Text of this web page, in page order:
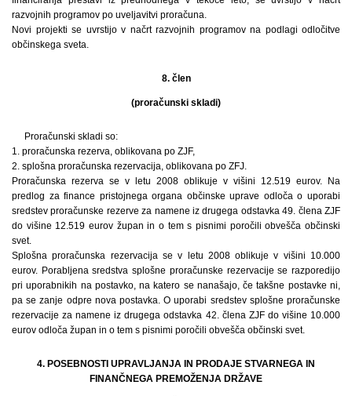
razvojnih programov po uveljavitvi proračuna.
Novi projekti se uvrstijo v načrt razvojnih programov na podlagi odločitve
občinskega sveta.
8. člen
(proračunski skladi)
Proračunski skladi so:
1. proračunska rezerva, oblikovana po ZJF,
2. splošna proračunska rezervacija, oblikovana po ZFJ.
Proračunska rezerva se v letu 2008 oblikuje v višini 12.519 eurov. Na
predlog za finance pristojnega organa občinske uprave odloča o uporabi
sredstev proračunske rezerve za namene iz drugega odstavka 49. člena ZJF
do višine 12.519 eurov župan in o tem s pisnimi poročili obvešča občinski
svet.
Splošna proračunska rezervacija se v letu 2008 oblikuje v višini 10.000
eurov. Porabljena sredstva splošne proračunske rezervacije se razporedijo
pri uporabnikih na postavko, na katero se nanašajo, če takšne postavke ni,
pa se zanje odpre nova postavka. O uporabi sredstev splošne proračunske
rezervacije za namene iz drugega odstavka 42. člena ZJF do višine 10.000
eurov odloča župan in o tem s pisnimi poročili obvešča občinski svet.
4. POSEBNOSTI UPRAVLJANJA IN PRODAJE STVARNEGA IN
FINANČNEGA PREMOŽENJA DRŽAVE